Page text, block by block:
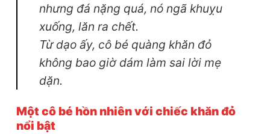
nhưng đá nặng quá, nó ngã khuỵu
xuống, lăn ra chết.
Từ dạo ấy, cô bé quàng khăn đỏ
không bao giờ dám làm sai lời mẹ
dặn.
Một cô bé hồn nhiên với chiếc khăn đỏ
nổi bật